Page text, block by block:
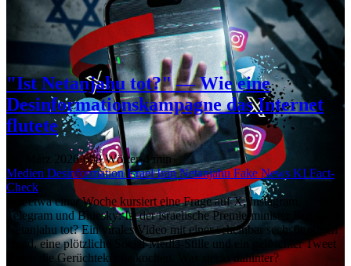
"Ist Netanjahu tot?" — Wie eine
Desinformationskampagne das Internet
flutete
15. März 2026·658 Wörter·4 min
Medien DesinformationIsraelIranNetanjahuFake News KI Fact-
Check
Seit etwa einer Woche kursiert eine Frage auf X, Instagram,
Telegram und Bluesky: Ist der israelische Premierminister Benjamin
Netanjahu tot? Ein virales Video mit einer scheinbar sechsfingrigen
Hand, eine plötzliche Social-Media-Stille und ein gelöschter Tweet
ließen die Gerüchteküche kochen. Was steckt dahinter?